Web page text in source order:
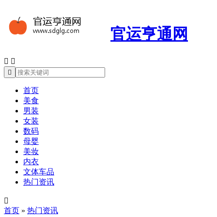
官运亨通网
 

首页
美食
男装
女装
数码
母婴
美妆
内衣
文体车品
热门资讯

首页 » 热门资讯